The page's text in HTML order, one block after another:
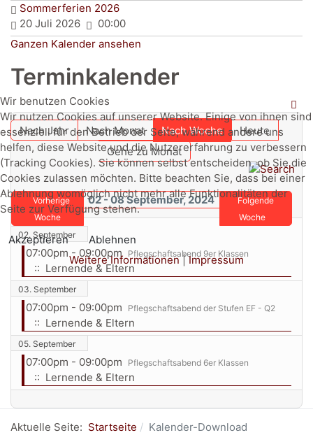
Sommerferien 2026
20 Juli 2026
00:00
Ganzen Kalender ansehen
Terminkalender
Nach Jahr Nach Monat Nach Woche
Heute
Gehe zu Monat
Vorherige
Woche
02 - 08 September, 2024
Folgende
Woche
02. September
07:00pm - 09:00pm Pflegschaftsabend 9er Klassen
:: Lernende & Eltern
03. September
07:00pm - 09:00pm Pflegschaftsabend der Stufen EF - Q2
:: Lernende & Eltern
05. September
07:00pm - 09:00pm Pflegschaftsabend 6er Klassen
:: Lernende & Eltern
Aktuelle Seite: Startseite Kalender-Download
Wir benutzen Cookies
Wir nutzen Cookies auf unserer Website. Einige von ihnen sind
essenziell für den Betrieb der Seite, während andere uns
helfen, diese Website und die Nutzererfahrung zu verbessern
(Tracking Cookies). Sie können selbst entscheiden, ob Sie die
Cookies zulassen möchten. Bitte beachten Sie, dass bei einer
Ablehnung womöglich nicht mehr alle Funktionalitäten der
Seite zur Verfügung stehen.
Akzeptieren
Ablehnen
Weitere Informationen|Impressum